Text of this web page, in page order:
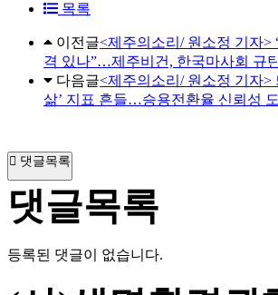
목록
이전글<제주의소리/ 원소정 기자>
격 있나”…제주비건, 한국마사회 규
다음글<제주의소리/ 원소정 기자>
삶’ 지표 흔들…승용전환율 신뢰성
댓글목록
댓글목록
등록된 댓글이 없습니다.